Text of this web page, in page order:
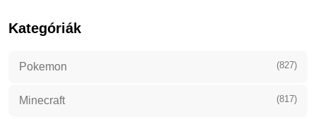
Kategóriák
Pokemon (827)
Minecraft (817)